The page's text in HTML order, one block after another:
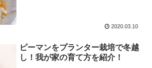
2020.03.10
ピーマンをプランター栽培で冬越
し！我が家の育て方を紹介！